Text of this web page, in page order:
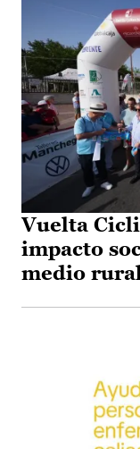
Vuelta
impacto
medio